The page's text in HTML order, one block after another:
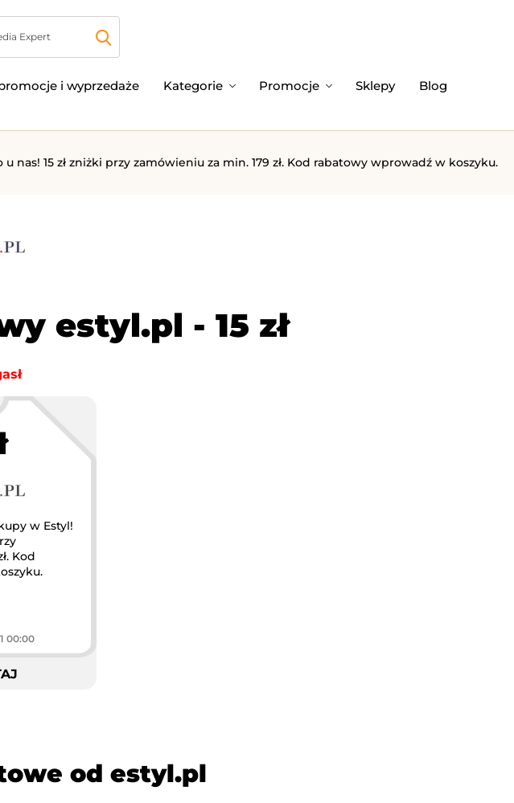
i wyprzedaże Kategorie Promocje Sklepy Blog
nas! 15 zł zniżki przy zamówieniu za min. 179 zł. Kod rabatowy wprowadź w koszyku.
estyl.pl - 15 zł
w Estyl!
Kod
00:00
od estyl.pl